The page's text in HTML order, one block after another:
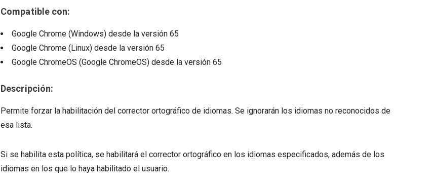
Compatible con:
Google Chrome (Windows) desde la versión 65
Google Chrome (Linux) desde la versión 65
Google ChromeOS (Google ChromeOS) desde la versión 65
Descripción:
Permite forzar la habilitación del corrector ortográfico de idiomas. Se ignorarán los idiomas no reconocidos de
esa lista.
Si se habilita esta política, se habilitará el corrector ortográfico en los idiomas especificados, además de los
idiomas en los que lo haya habilitado el usuario.